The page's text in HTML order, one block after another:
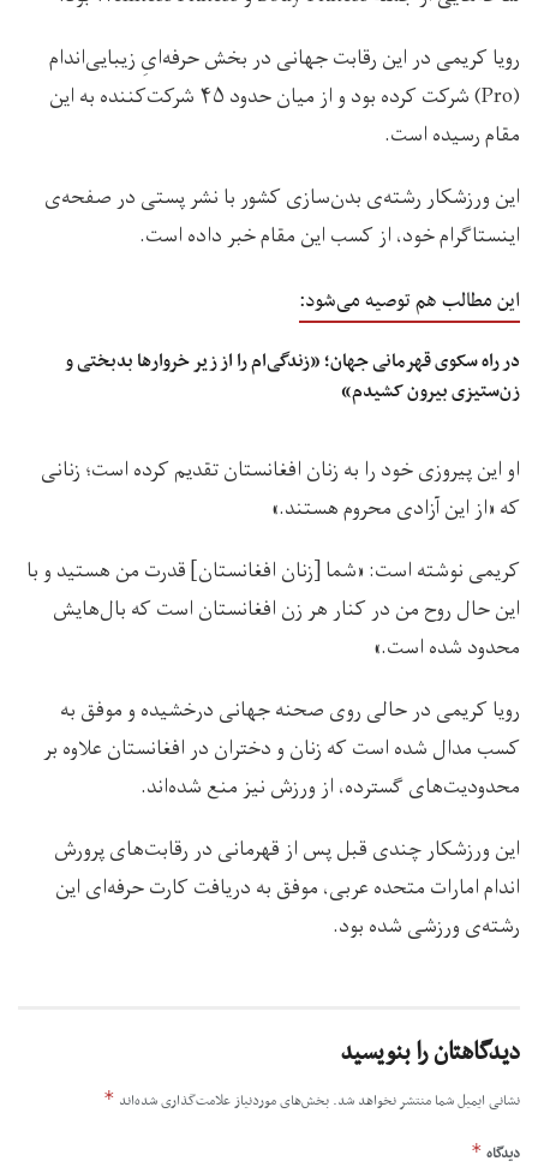
رویا کریمی در این رقابت جهانی در بخش حرفه‌ایِ زیبایی‌اندام
(Pro) شرکت کرده بود و از میان حدود ۴۵ شرکت‌کننده به این
مقام رسیده است.
این ورزشکار رشته‌ی بدن‌سازی کشور با نشر پستی در صفحه‌ی
اینستاگرام خود، از کسب این مقام خبر داده است.
این مطالب هم توصیه می‌شود:
در راه سکوی قهرمانی جهان؛ «زندگی‌ام را از زیر خروار‌ها بدبختی و
زن‌ستیزی بیرون کشیدم»
او این پیروزی خود را به زنان افغانستان تقدیم کرده است؛ زنانی
که «از این آزادی محروم هستند.»
کریمی نوشته است: «شما [زنان افغانستان] قدرت من هستید و با
این حال روح من در کنار هر زن افغانستان است که بال‌هایش
محدود شده است.»
رویا کریمی در حالی روی صحنه جهانی درخشیده و موفق به
کسب مدال‌ شده است که زنان و دختران در افغانستان علاوه بر
محدودیت‌های گسترده، از ورزش نیز منع شده‌اند.
این ورزشکار چندی قبل پس از قهرمانی در رقابت‌های پرورش
اندام امارات متحده عربی، موفق به دریافت کارت حرفه‌ای این
رشته‌ی ورزشی شده بود.
دیدگاهتان را بنویسید
نشانی ایمیل شما منتشر نخواهد شد. بخش‌های موردنیاز علامت‌گذاری شده‌اند *
دیدگاه *